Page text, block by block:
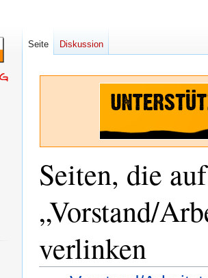
Seiten, die auf
„Vorstand/
verlinken
Seite Diskussion